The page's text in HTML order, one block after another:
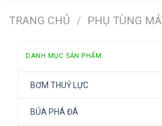
TRANG CHỦ / PHỤ TÙNG
DANH MỤC SẢN PHẨM
BƠM THUỶ LỰC
BÚA PHÁ ĐÁ